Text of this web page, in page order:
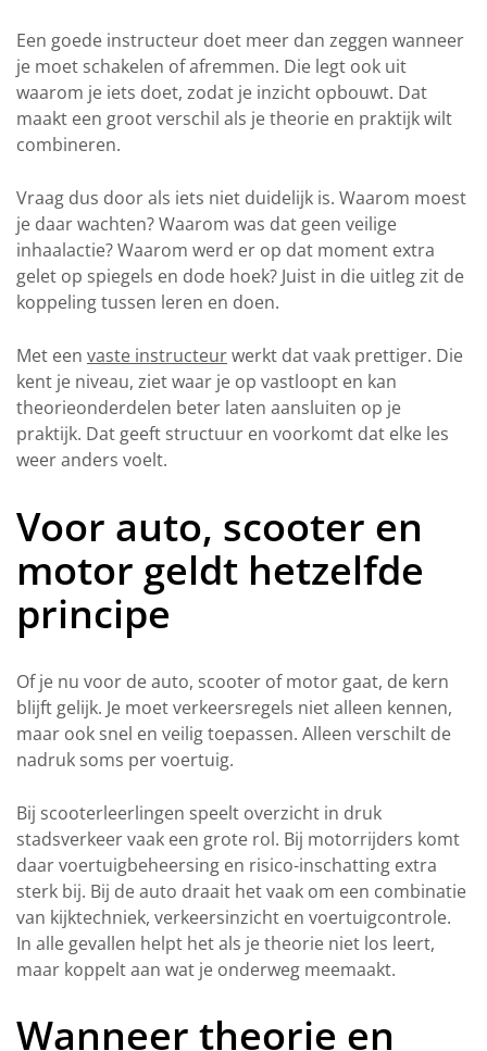
Een goede instructeur doet meer dan zeggen wanneer
je moet schakelen of afremmen. Die legt ook uit
waarom je iets doet, zodat je inzicht opbouwt. Dat
maakt een groot verschil als je theorie en praktijk wilt
combineren.
Vraag dus door als iets niet duidelijk is. Waarom moest
je daar wachten? Waarom was dat geen veilige
inhaalactie? Waarom werd er op dat moment extra
gelet op spiegels en dode hoek? Juist in die uitleg zit de
koppeling tussen leren en doen.
Met een vaste instructeurwerkt dat vaak prettiger. Die
kent je niveau, ziet waar je op vastloopt en kan
theorieonderdelen beter laten aansluiten op je
praktijk. Dat geeft structuur en voorkomt dat elke les
weer anders voelt.
Voor auto, scooter en
motor geldt hetzelfde
principe
Of je nu voor de auto, scooter of motor gaat, de kern
blijft gelijk. Je moet verkeersregels niet alleen kennen,
maar ook snel en veilig toepassen. Alleen verschilt de
nadruk soms per voertuig.
Bij scooterleerlingen speelt overzicht in druk
stadsverkeer vaak een grote rol. Bij motorrijders komt
daar voertuigbeheersing en risico-inschatting extra
sterk bij. Bij de auto draait het vaak om een combinatie
van kijktechniek, verkeersinzicht en voertuigcontrole.
In alle gevallen helpt het als je theorie niet los leert,
maar koppelt aan wat je onderweg meemaakt.
Wanneer theorie en